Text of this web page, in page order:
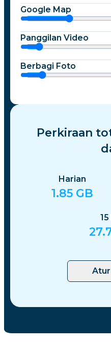
Google Map
Panggilan Video
Berbagi Foto
Perkiraan
Harian
1.85 GB
15